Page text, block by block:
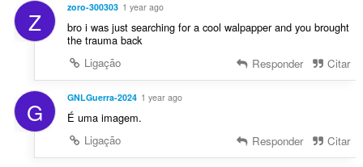
Z zoro-300303 1 year ago
bro i was just searching for a cool walpapper and you brought
the trauma back
Ligação
Responder Citar
G GNLGuerra-2024 1 year ago
É uma imagem.
Ligação
Responder Citar